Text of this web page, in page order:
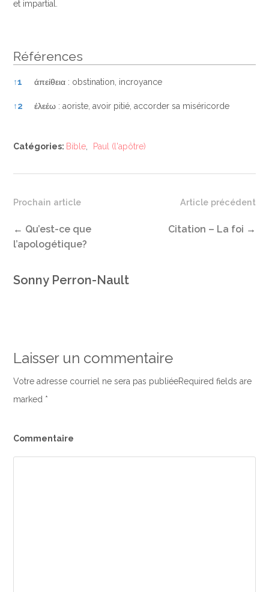
et impartial.
Références
Références
↑1 άπείθεια : obstination, incroyance
↑2 έλεέω : aoriste, avoir pitié, accorder sa miséricorde
Catégories: Bible, Paul (l'apôtre)
Article précédent
Citation – La foi →
Prochain article
← Qu’est-ce que
l’apologétique?
Sonny Perron-Nault
Laisser un commentaire
Votre adresse courriel ne sera pas publiéeRequired fields are
marked *
Commentaire